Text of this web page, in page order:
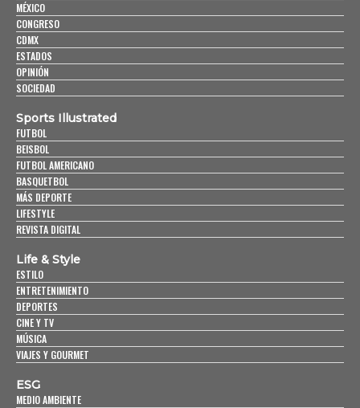
MÉXICO
CONGRESO
CDMX
ESTADOS
OPINIÓN
SOCIEDAD
Sports Illustrated
FUTBOL
BEISBOL
FUTBOL AMERICANO
BASQUETBOL
MÁS DEPORTE
LIFESTYLE
REVISTA DIGITAL
Life & Style
ESTILO
ENTRETENIMIENTO
DEPORTES
CINE Y TV
MÚSICA
VIAJES Y GOURMET
ESG
MEDIO AMBIENTE